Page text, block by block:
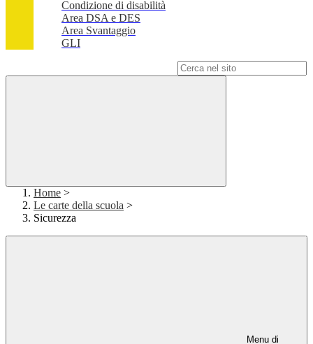
Condizione di disabilità
Area DSA e DES
Area Svantaggio
GLI
Home >
Le carte della scuola >
Sicurezza
Menu di